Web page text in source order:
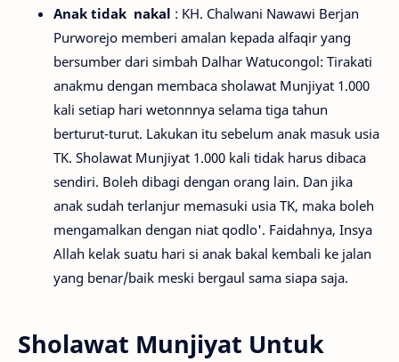
Anak tidak nakal : KH. Chalwani Nawawi Berjan
Purworejo memberi amalan kepada alfaqir yang
bersumber dari simbah Dalhar Watucongol: Tirakati
anakmu dengan membaca sholawat Munjiyat 1.000
kali setiap hari wetonnnya selama tiga tahun
berturut-turut. Lakukan itu sebelum anak masuk usia
TK. Sholawat Munjiyat 1.000 kali tidak harus dibaca
sendiri. Boleh dibagi dengan orang lain. Dan jika
anak sudah terlanjur memasuki usia TK, maka boleh
mengamalkan dengan niat qodlo'. Faidahnya, Insya
Allah kelak suatu hari si anak bakal kembali ke jalan
yang benar/baik meski bergaul sama siapa saja.
Sholawat Munjiyat Untuk